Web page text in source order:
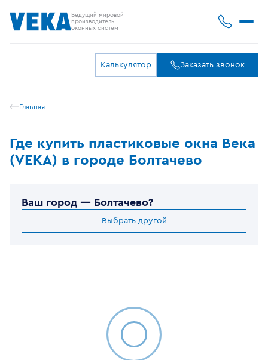
Ведущий мировой
производитель
оконных систем
Калькулятор Заказать звонок
Главная
Где купить пластиковые окна Века
(VEKA) в городе Болтачево
Ваш город — Болтачево?
Выбрать другой